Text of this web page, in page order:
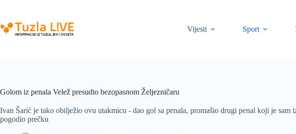
content
Vijesti
Sport
Golom iz penala Velež presudio bezopasnom Željezničaru
Ivan Šarić je tako obilježio ovu utakmicu - dao gol sa penala, promašio drugi penal koji je sam
pogodio prečku